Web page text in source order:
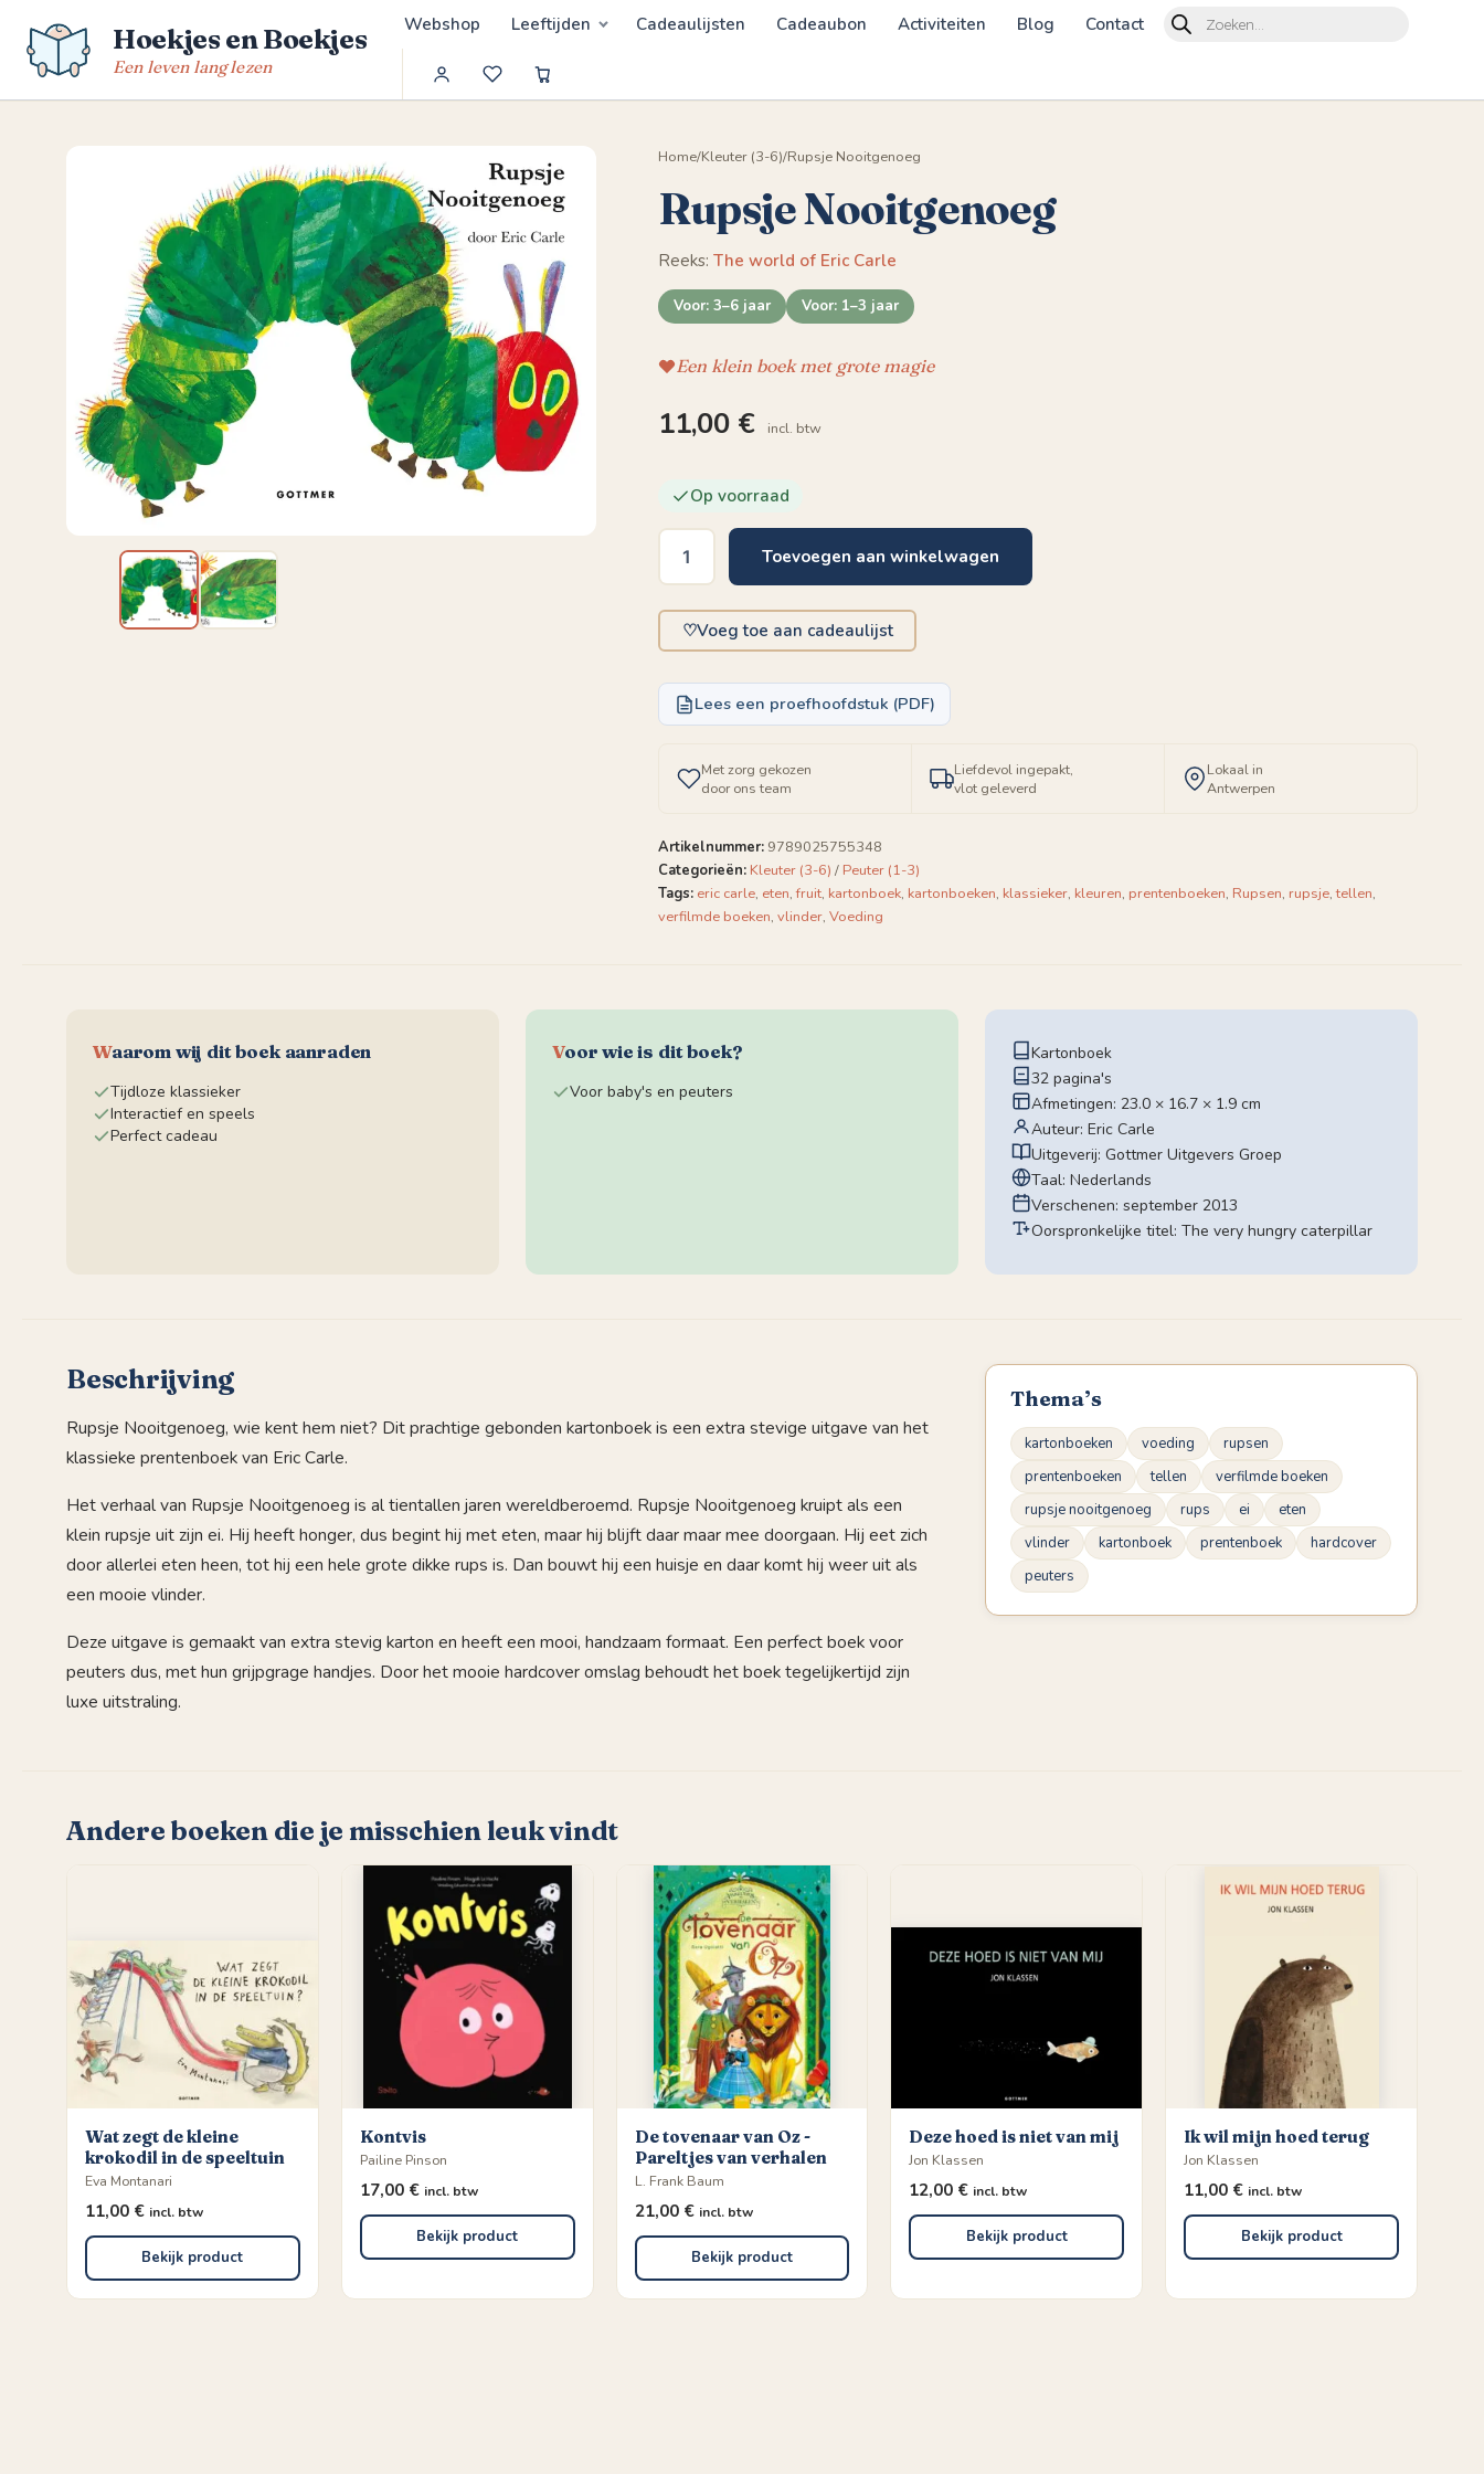
naar
inhoud
Hoekjes en Boekjes
Een leven lang lezen
Webshop Leeftijden Cadeaulijsten Cadeaubon Activiteiten Blog Contact
Products
search
Home/Kleuter (3-6)/Rupsje Nooitgenoeg
Rupsje Nooitgenoeg
Reeks: The world of Eric Carle
Voor: 3–6 jaar Voor: 1–3 jaar
Een klein boek met grote magie
11,00 € incl. btw
Op voorraad
Rupsje
Nooitgenoeg
aantal
Toevoegen aan winkelwagen
♡Voeg toe aan cadeaulijst
Lees een proefhoofdstuk (PDF)
Met zorg gekozen
door ons team
Liefdevol ingepakt,
vlot geleverd
Lokaal in
Antwerpen
Artikelnummer: 9789025755348
Categorieën: Kleuter (3-6) / Peuter (1-3)
Tags: eric carle, eten,fruit, kartonboek, kartonboeken, klassieker, kleuren, prentenboeken, Rupsen, rupsje,tellen,
verfilmde boeken, vlinder, Voeding
Waarom wij dit boek aanraden
Tijdloze klassieker
Interactief en speels
Perfect cadeau
Voor wie is dit boek?
Voor baby's en peuters
Kartonboek
32 pagina's
Afmetingen: 23.0 × 16.7 × 1.9 cm
Auteur: Eric Carle
Uitgeverij: Gottmer Uitgevers Groep
Taal: Nederlands
Verschenen: september 2013
Oorspronkelijke titel: The very hungry caterpillar
Beschrijving
Rupsje Nooitgenoeg, wie kent hem niet? Dit prachtige gebonden kartonboek is een extra stevige uitgave van het
klassieke prentenboek van Eric Carle.
Het verhaal van Rupsje Nooitgenoeg is al tientallen jaren wereldberoemd. Rupsje Nooitgenoeg kruipt als een
klein rupsje uit zijn ei. Hij heeft honger, dus begint hij met eten, maar hij blijft daar maar mee doorgaan. Hij eet zich
door allerlei eten heen, tot hij een hele grote dikke rups is. Dan bouwt hij een huisje en daar komt hij weer uit als
een mooie vlinder.
Deze uitgave is gemaakt van extra stevig karton en heeft een mooi, handzaam formaat. Een perfect boek voor
peuters dus, met hun grijpgrage handjes. Door het mooie hardcover omslag behoudt het boek tegelijkertijd zijn
luxe uitstraling.
Thema’s
kartonboeken voeding
rupsen
prentenboeken
tellen
verfilmde boeken
rupsje nooitgenoeg
rups ei
eten
vlinder
kartonboek prentenboek
hardcover
peuters
Andere boeken die je misschien leuk vindt
Wat zegt de kleine
krokodil in de speeltuin
Eva Montanari
11,00 € incl. btw
Bekijk product
Kontvis
Pailine Pinson
17,00 € incl. btw
Bekijk product
De tovenaar van Oz -
Pareltjes van verhalen
L. Frank Baum
21,00 € incl. btw
Bekijk product
Deze hoed is niet van mij
Jon Klassen
12,00 € incl. btw
Bekijk product
Ik wil mijn hoed terug
Jon Klassen
11,00 € incl. btw
Bekijk product